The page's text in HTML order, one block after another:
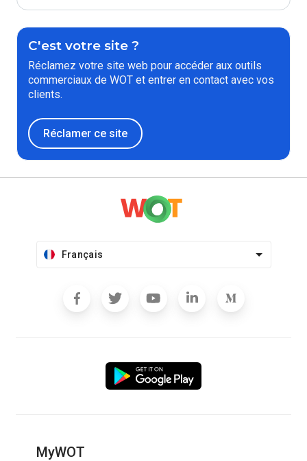
C'est votre site ?
Réclamez votre site web pour accéder aux outils
commerciaux de WOT et entrer en contact avec vos
clients.
Réclamer ce site
Français
MyWOT